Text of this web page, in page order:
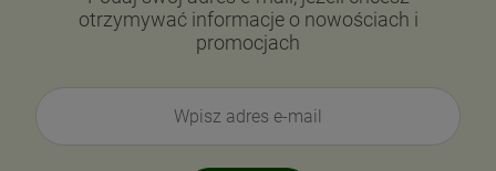
otrzymywać informacje o nowościach i
promocjach